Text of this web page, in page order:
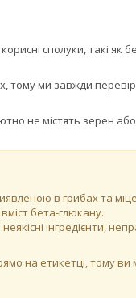
сполуки, такі як
ми завжди
не містять зерен
в грибах та
бета-глюкану.
інгредієнти,
на етикетці, тому